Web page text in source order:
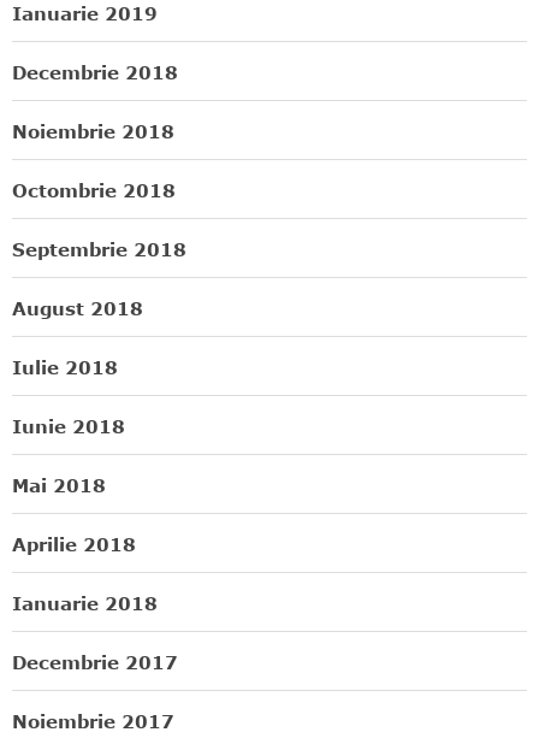
Ianuarie 2019
Decembrie 2018
Noiembrie 2018
Octombrie 2018
Septembrie 2018
August 2018
Iulie 2018
Iunie 2018
Mai 2018
Aprilie 2018
Ianuarie 2018
Decembrie 2017
Noiembrie 2017